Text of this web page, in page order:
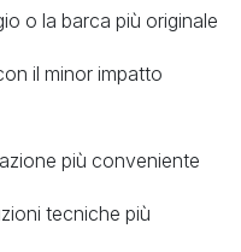
o la barca più originale
il minor impatto
più conveniente
tecniche più